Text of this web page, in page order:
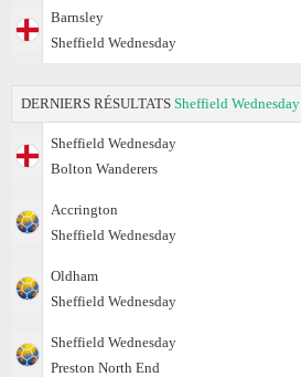
Barnsley
Sheffield Wednesday
DERNIERS RÉSULTATS Sheffield Wednesday
Sheffield Wednesday
Bolton Wanderers
Accrington
Sheffield Wednesday
Oldham
Sheffield Wednesday
Sheffield Wednesday
Preston North End